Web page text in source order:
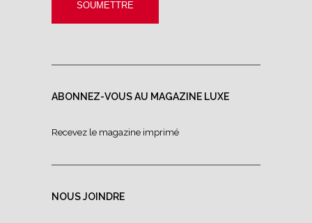
ABONNEZ-VOUS AU MAGAZINE LUXE
Recevez le magazine imprimé
NOUS JOINDRE